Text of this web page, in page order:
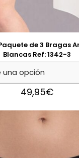
Paquete de 3 Bragas
Blancas Ref: 1342-3
49,95€